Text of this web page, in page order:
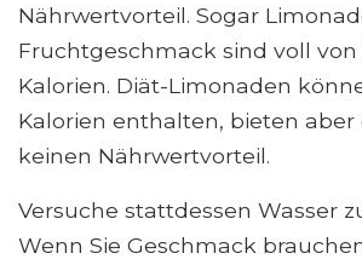
Nährwertvorteil. Sogar
Fruchtgeschmack sind voll von
Kalorien. Diät-Limonaden
Kalorien enthalten, bieten aber
keinen Nährwertvorteil.
Versuche stattdessen Wasser
Wenn Sie Geschmack